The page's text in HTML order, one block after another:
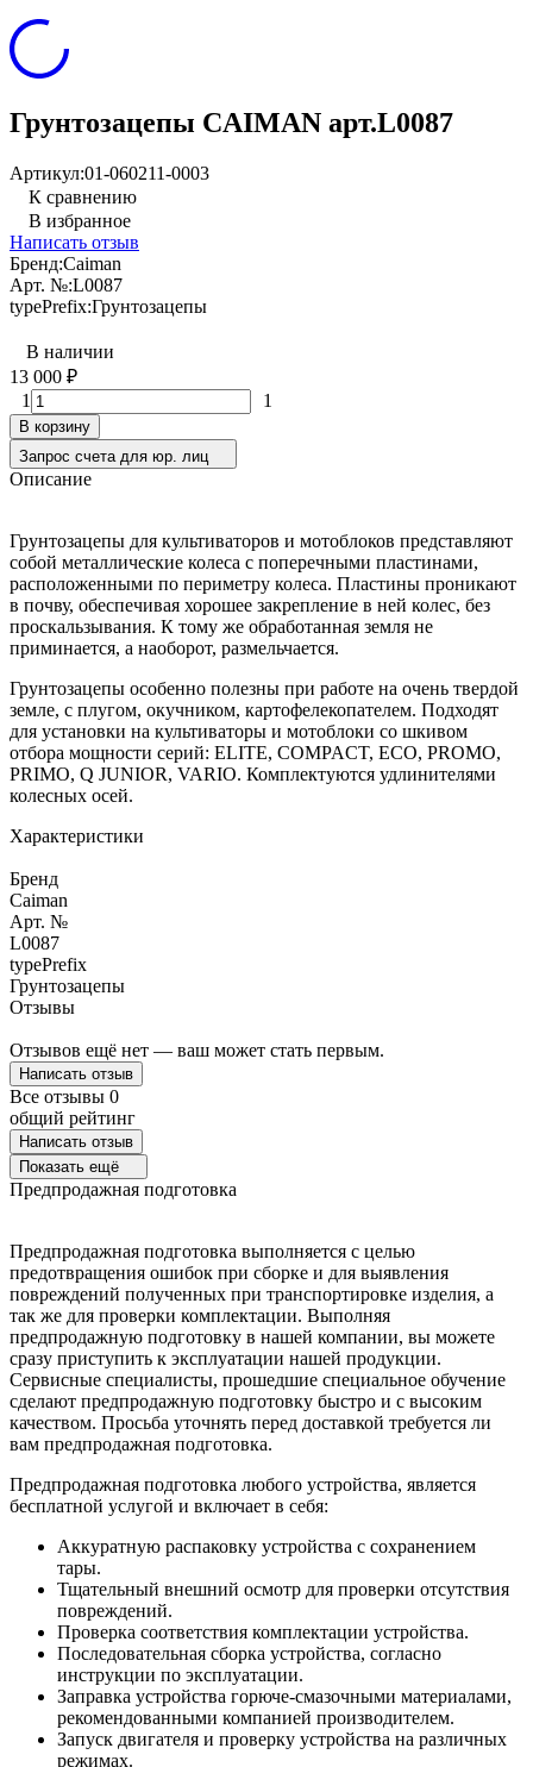
Грунтозацепы CAIMAN арт.L0087
Артикул:01-060211-0003
К сравнению
В избранное
Написать отзыв
Бренд:Caiman
Арт. №:L0087
typePrefix:Грунтозацепы
В наличии
13 000 ₽
1
1
В корзину
Запрос счета для юр. лиц
Описание
Грунтозацепы для культиваторов и мотоблоков представляют
собой металлические колеса с поперечными пластинами,
расположенными по периметру колеса. Пластины проникают
в почву, обеспечивая хорошее закрепление в ней колес, без
проскальзывания. К тому же обработанная земля не
приминается, а наоборот, размельчается.
Грунтозацепы особенно полезны при работе на очень твердой
земле, с плугом, окучником, картофелекопателем. Подходят
для установки на культиваторы и мотоблоки со шкивом
отбора мощности серий: ELITE, COMPACT, ECO, PROMO,
PRIMO, Q JUNIOR, VARIO. Комплектуются удлинителями
колесных осей.
Характеристики
Бренд
Caiman
Арт. №
L0087
typePrefix
Грунтозацепы
Отзывы
Отзывов ещё нет — ваш может стать первым.
Написать отзыв
Все отзывы 0
общий рейтинг
Написать отзыв
Показать ещё
Предпродажная подготовка
Предпродажная подготовка выполняется с целью
предотвращения ошибок при сборке и для выявления
повреждений полученных при транспортировке изделия, а
так же для проверки комплектации. Выполняя
предпродажную подготовку в нашей компании, вы можете
сразу приступить к эксплуатации нашей продукции.
Сервисные специалисты, прошедшие специальное обучение
сделают предпродажную подготовку быстро и с высоким
качеством. Просьба уточнять перед доставкой требуется ли
вам предпродажная подготовка.
Предпродажная подготовка любого устройства, является
бесплатной услугой и включает в себя:
Аккуратную распаковку устройства с сохранением
тары.
Тщательный внешний осмотр для проверки отсутствия
повреждений.
Проверка соответствия комплектации устройства.
Последовательная сборка устройства, согласно
инструкции по эксплуатации.
Заправка устройства горюче-смазочными материалами,
рекомендованными компанией производителем.
Запуск двигателя и проверку устройства на различных
режимах.